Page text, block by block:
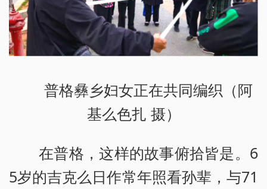
普格彝乡妇女正在共同编织（阿
基么色扎 摄）
在普格，这样的故事俯拾皆是。6
5岁的吉克么日作常年照看孙辈，与71